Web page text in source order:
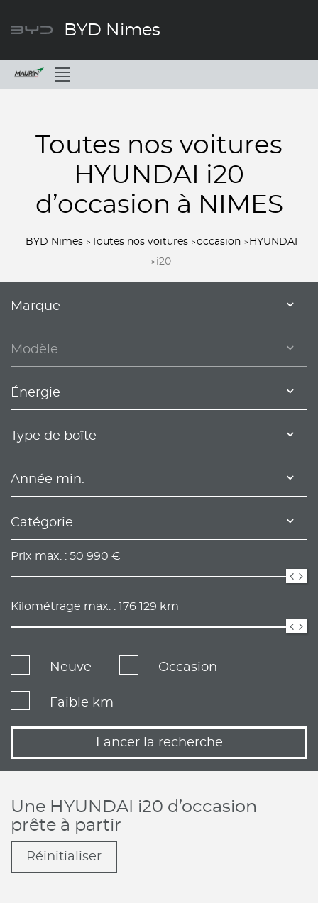
BYD Nimes
Menu
Toutes nos voitures
HYUNDAI i20
d’occasion à NIMES
BYD Nimes Toutes nos voitures occasion
HYUNDAI
i20
Marque
Modèle
Énergie
Type de boîte
Année min.
Catégorie
Prix max. : 50 990 €
Kilométrage max. : 176 129 km
Neuve Occasion
Faible km
Lancer la recherche
Une HYUNDAI i20 d’occasion
prête à partir
Réinitialiser